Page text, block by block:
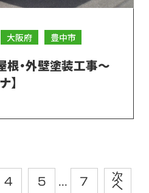
大阪府 豊中市
・外壁塗装工事～
】
4 5 7
次
へ